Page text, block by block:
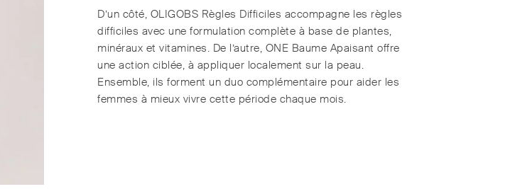
D’un côté, OLIGOBS Règles Difficiles accompagne les règles
difficiles avec une formulation complète à base de plantes,
minéraux et vitamines. De l’autre, ONE Baume Apaisant offre
une action ciblée, à appliquer localement sur la peau.
Ensemble, ils forment un duo complémentaire pour aider les
femmes à mieux vivre cette période chaque mois.